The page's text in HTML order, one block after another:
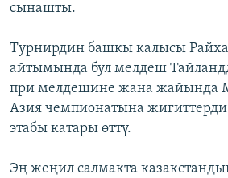
сынашты.
Турнирдин башкы калысы
айтымында бул мелдеш
при мелдешине жана жайында
Азия чемпионатына
этабы катары өттү.
Эң жеңил салмакта